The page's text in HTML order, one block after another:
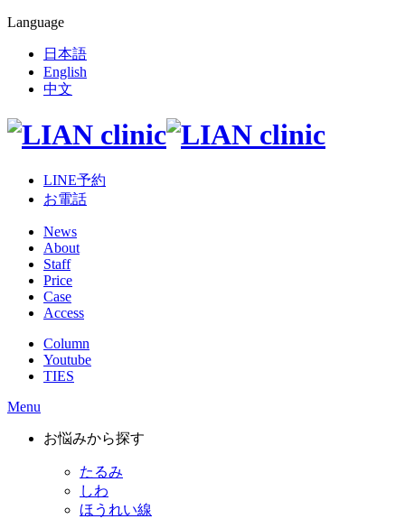
Language
日本語
English
中文
LINE予約
お電話
News
About
Staff
Price
Case
Access
Column
Youtube
TIES
Menu
お悩みから探す
たるみ
しわ
ほうれい線